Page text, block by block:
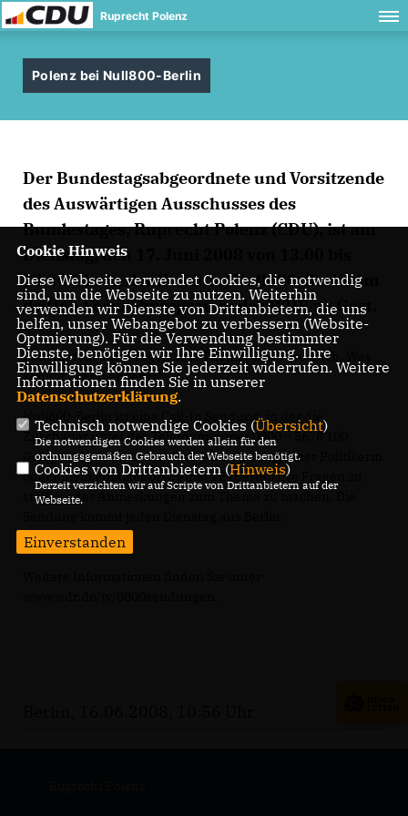
Ruprecht Polenz
Polenz bei Null800-Berlin
Der Bundestagsabgeordnete und Vorsitzende
des Auswärtigen Ausschusses des
Bundestages, Ruprecht Polenz (CDU), ist am
Dienstag, den 17. Juni 2008 von 13.00 bis
13.30 Uhr in der Sendung Null800-Berlin im
dritten Fernsehprogramm des WDR zu Gast.
Polenz stellt sich Fragen zum Thema: „Bye, bye Bush. Was
kommt, wenn er geht?“
Null800-Berlin ist eine Call-In Sendung, in der die
Zuschauer unter der Telefonnummer 0800 – 5678 100
Gelegenheit haben, eine halbe Stunde lang einer Politikerin
oder einem Politiker bzw. einem Experten live Fragen zu
stellen oder Anmerkungen zum Thema zu machen. Die
Cookie Hinweis
Diese Webseite verwendet Cookies, die notwendig
sind, um die Webseite zu nutzen. Weiterhin
verwenden wir Dienste von Drittanbietern, die uns
helfen, unser Webangebot zu verbessern (Website-
Optmierung). Für die Verwendung bestimmter
Dienste, benötigen wir Ihre Einwilligung. Ihre
Einwilligung können Sie jederzeit widerrufen. Weitere
Informationen finden Sie in unserer
Datenschutzerklärung.
Technisch notwendige Cookies (Übersicht)
Die notwendigen Cookies werden allein für den
ordnungsgemäßen Gebrauch der Webseite benötigt.
Cookies von Drittanbietern (Hinweis)
Derzeit verzichten wir auf Scripte von Drittanbietern auf der
Webseite.
Einverstanden